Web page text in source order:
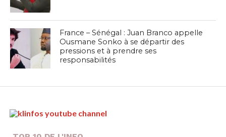
France – Sénégal : Juan Branco appelle
Ousmane Sonko à se départir des
pressions et à prendre ses
responsabilités